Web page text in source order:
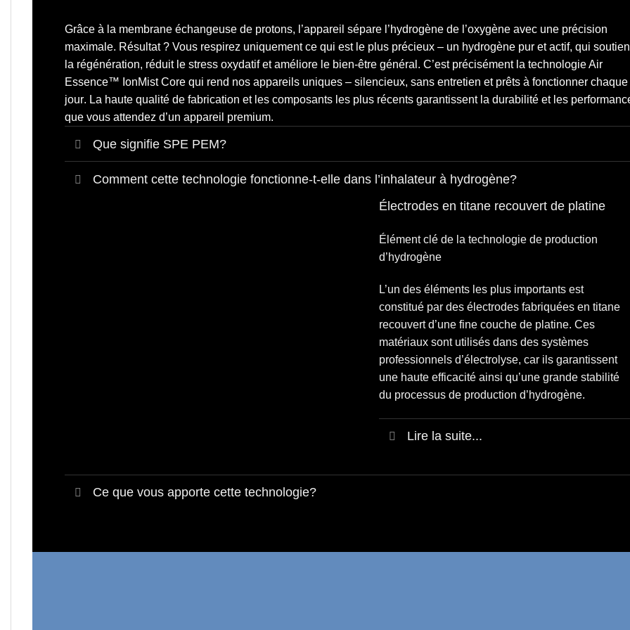
Grâce à la membrane échangeuse de protons, l’appareil sépare l’hydrogène de l’oxygène avec une précision
maximale. Résultat ? Vous respirez uniquement ce qui est le plus précieux – un hydrogène pur et actif, qui
la régénération, réduit le stress oxydatif et améliore le bien-être général. C’est précisément la technologie Air
Essence™ IonMist Core qui rend nos appareils uniques – silencieux, sans entretien et prêts à fonctionner chaque
jour. La haute qualité de fabrication et les composants les plus récents garantissent la durabilité et les
que vous attendez d’un appareil premium.
Que signifie SPE PEM?
Comment cette technologie fonctionne-t-elle dans l’inhalateur à hydrogène?
Électrodes en titane recouvert de platine
Élément clé de la technologie de production
d’hydrogène
L’un des éléments les plus importants est
constitué par des électrodes fabriquées en titane
recouvert d’une fine couche de platine. Ces
matériaux sont utilisés dans des systèmes
professionnels d’électrolyse, car ils garantissent
une haute efficacité ainsi qu’une grande stabilité
du processus de production d’hydrogène.
Lire la suite...
Ce que vous apporte cette technologie?